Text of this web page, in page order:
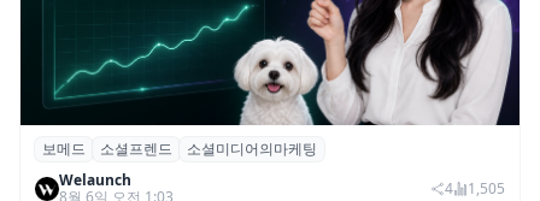
보메드 ‘소셜프렌드’, 유튜브·인스타 등 6개
SNS 마케팅 통합 지원
보메드 소셜프렌드
소셜미디어의마케팅
Welaunch
4 1,505